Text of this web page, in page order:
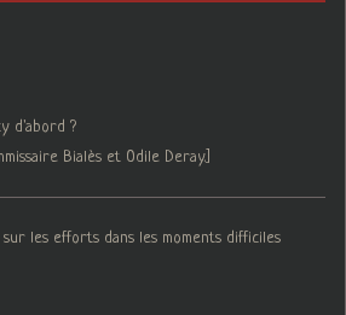
d'abord ?
Bialès et Odile Deray.]
les efforts dans les moments difficiles